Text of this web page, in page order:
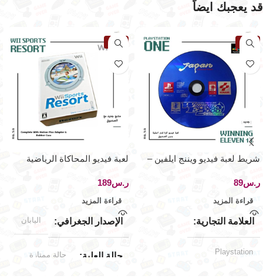
قد يعجبك ايضاً
نفذت
شريط لعبة فيديو ويننج ايلفين –
ر.س
قراءة المزيد
العلامة التجارية
Playstation
نفذت
لعبة فيديو المحاكاة الرياضية
ر.س
قراءة المزيد
الإصدار الجغرافي اليابان
حالة العلبة حالة ممتازة